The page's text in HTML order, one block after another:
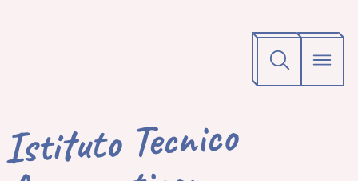
Istituto Tecnico